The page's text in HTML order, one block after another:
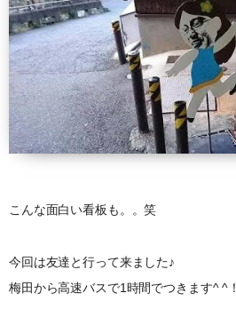
こんな面白い看板も。。笑
今回は友達と行って来ました♪
梅田から高速バスで1時間でつきます^ ^！